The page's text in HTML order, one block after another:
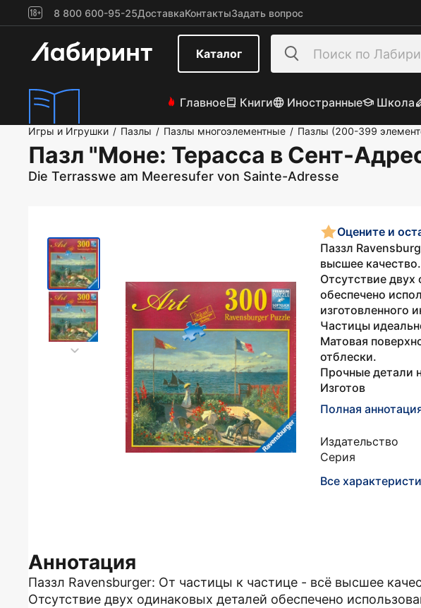
8 800 600-95-25ДоставкаКонтактыЗадать вопрос
Каталог
Главное Книги Иностранные Школа
Игры и Игрушки / Пазлы / Пазлы многоэлементные / Пазлы (200-399
Пазл "Моне: Терасса в Сент-
Die Terrasswe am Meeresufer von Sainte-Adresse
Оцените и
Паззл
высшее качество.
Отсутствие
обеспечено
изготовленного
Частицы
Матовая
отблески.
Прочные детали
Изготов
Полная
Издательство
Серия
Все
Аннотация
Паззл Ravensburger: От частицы к частице - всё высшее
Отсутствие двух одинаковых деталей обеспечено